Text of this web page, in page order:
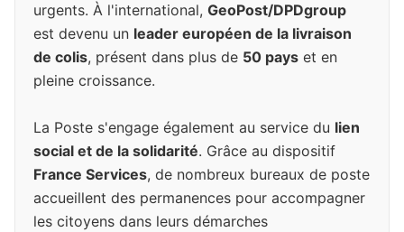
urgents. À l'international, GeoPost/DPDgroup
est devenu un leader européen de la livraison
de colis, présent dans plus de 50 pays et en
pleine croissance.
La Poste s'engage également au service du lien
social et de la solidarité. Grâce au dispositif
France Services, de nombreux bureaux de poste
accueillent des permanences pour accompagner
les citoyens dans leurs démarches